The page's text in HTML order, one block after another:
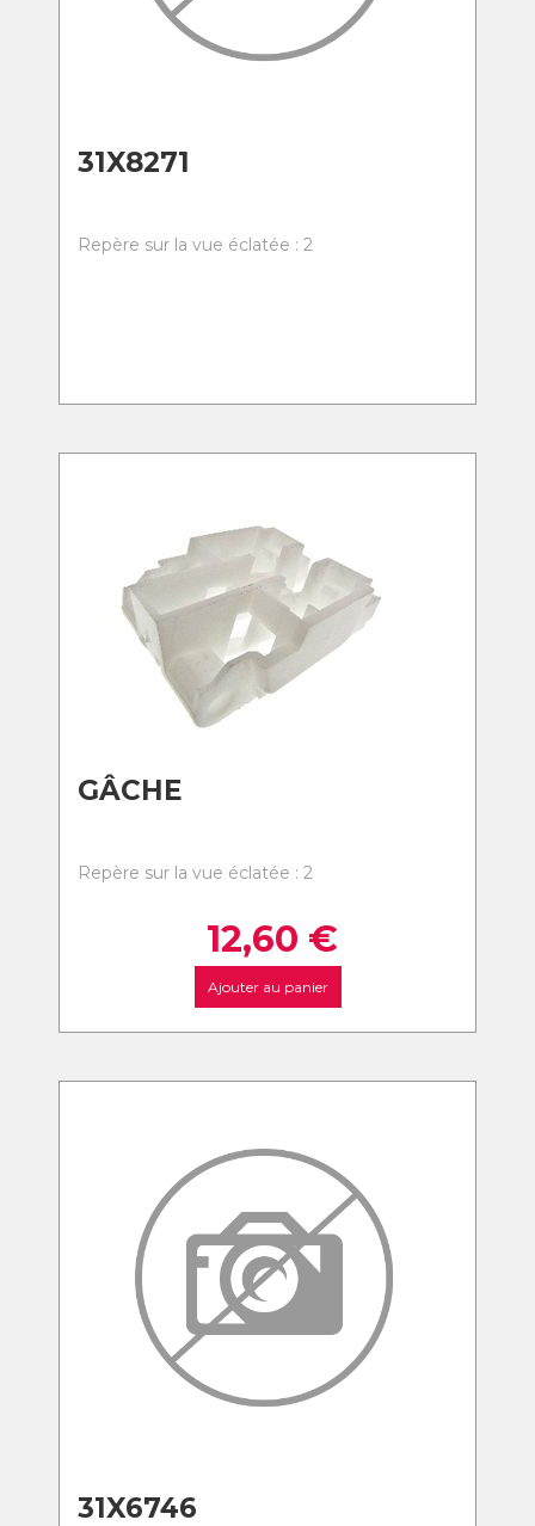
31X8271
Repère sur la vue éclatée : 2
GÂCHE
Repère sur la vue éclatée : 2
12,60 €
Ajouter au panier
31X6746